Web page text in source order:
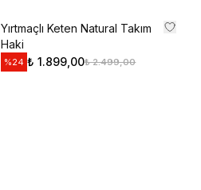
Yırtmaçlı Keten Natural Takım
Haki
%24 ₺ 1.899,00₺ 2.499,00